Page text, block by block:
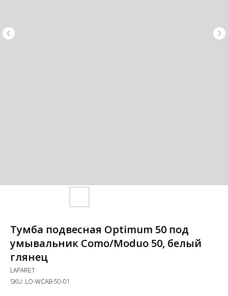
Тумба подвесная Optimum 50 под
умывальник Como/Moduo 50, белый
глянец
LAPARET
SKU: LO-WCAB-50-01